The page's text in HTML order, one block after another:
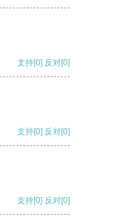
支持[0] 反对[0]
支持[0] 反对[0]
支持[0] 反对[0]